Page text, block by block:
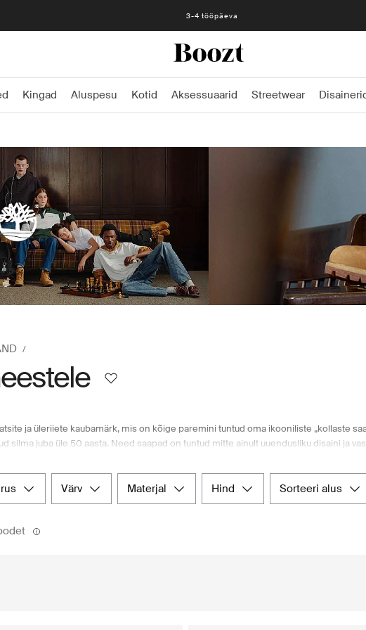
Lihtne tagastamine 30 päeva jooksul
Kingad Aluspesu Kotid Aksessuaarid Streetwear
ja üleriiete kaubamärk, mis on kõige paremini tuntud oma ikooniliste „kollaste
silma juba üle 50 aasta. Need saapad on tuntud mitte ainult uuendusliku disaini ja
ning neid kandsid erinevad artistid. Tänapäeval pakub Timberland tooteid
Boozt.com pakub suurepärast valikut Timberlandi meestejalatseid ja -riideid.
värv materjal hind sorteeri alus